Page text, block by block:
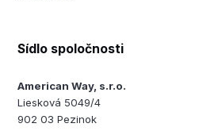
Sídlo spoločnosti
American Way, s.r.o.
Liesková 5049/4
902 03 Pezinok